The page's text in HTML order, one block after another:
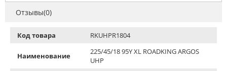
Отзывы(0)
Код товара RKUHPR1804
Наименование
225/45/18 95Y XL ROADKING ARGOS
UHP